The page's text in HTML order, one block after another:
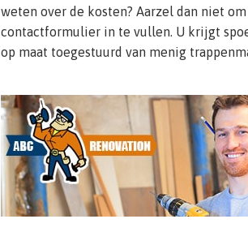
weten over de kosten? Aarzel dan niet om
contactformulier in te vullen. U krijgt
op maat toegestuurd van menig